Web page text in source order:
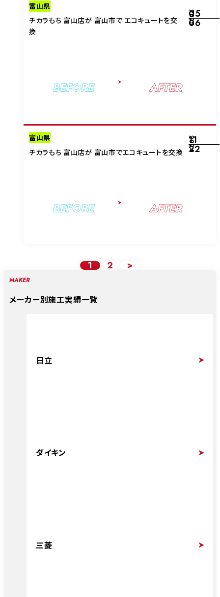
富山県
チカラもち 富山店が 富山市で エコキュートを交
換
2025
05
06
BEFORE AFTER
富山県
チカラもち 富山店が 富山市でエコキュートを交換
2024
11
22
BEFORE AFTER
1 2 >
MAKER
メーカー別施工実績一覧
日立
ダイキン
三菱